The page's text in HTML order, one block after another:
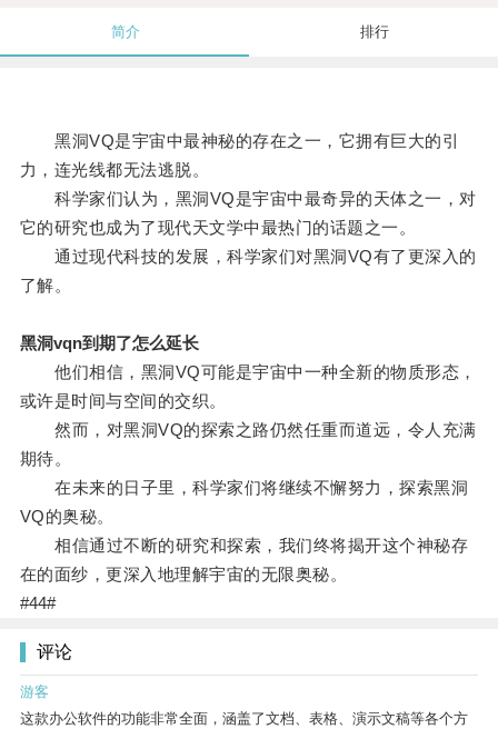
简介 排行
黑洞VQ是宇宙中最神秘的存在之一，它拥有巨大的引
力，连光线都无法逃脱。
科学家们认为，黑洞VQ是宇宙中最奇异的天体之一，对
它的研究也成为了现代天文学中最热门的话题之一。
通过现代科技的发展，科学家们对黑洞VQ有了更深入的
了解。
黑洞vqn到期了怎么延长
他们相信，黑洞VQ可能是宇宙中一种全新的物质形态，
或许是时间与空间的交织。
然而，对黑洞VQ的探索之路仍然任重而道远，令人充满
期待。
在未来的日子里，科学家们将继续不懈努力，探索黑洞
VQ的奥秘。
相信通过不断的研究和探索，我们终将揭开这个神秘存
在的面纱，更深入地理解宇宙的无限奥秘。
#44#
评论
游客
这款办公软件的功能非常全面，涵盖了文档、表格、演示文稿等各个方